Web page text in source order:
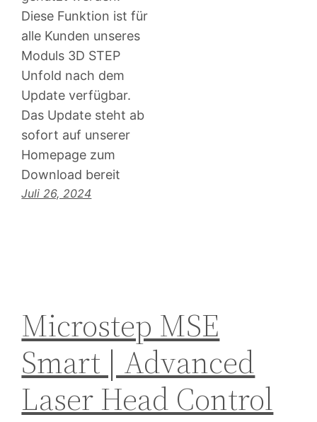
Diese Funktion ist für
alle Kunden unseres
Moduls 3D STEP
Unfold nach dem
Update verfügbar.
Das Update steht ab
sofort auf unserer
Homepage zum
Download bereit
Juli 26, 2024
Microstep MSE
Smart | Advanced
Laser Head Control